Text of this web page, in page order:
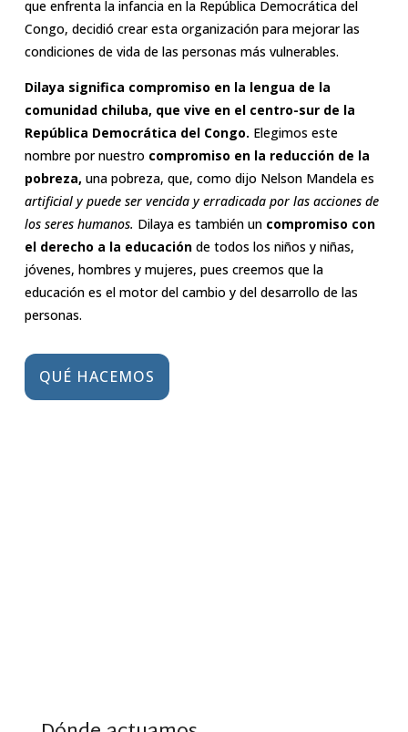
que enfrenta la infancia en la República Democrática del
Congo, decidió crear esta organización para mejorar las
condiciones de vida de las personas más vulnerables.
Dilaya significa compromiso en la lengua de la
comunidad chiluba, que vive en el centro-sur de la
República Democrática del Congo. Elegimos este
nombre por nuestro compromiso en la reducción de la
pobreza, una pobreza, que, como dijo Nelson Mandela es
artificial y puede ser vencida y erradicada por las acciones de
los seres humanos. Dilaya es también un compromiso con
el derecho a la educaciónde todos los niños y niñas,
jóvenes, hombres y mujeres, pues creemos que la
educación es el motor del cambio y del desarrollo de las
personas.
QUÉ HACEMOS